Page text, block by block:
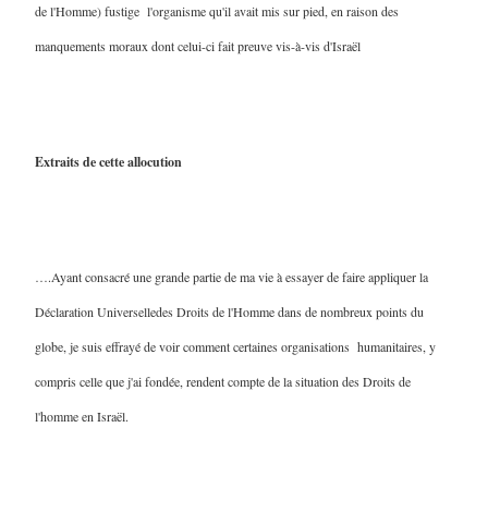
de l'Homme) fustige l'organisme qu'il avait mis sur pied, en raison des
manquements moraux dont celui-ci fait preuve vis-à-vis d'Israël
Extraits de cette allocution
….Ayant consacré une grande partie de ma vie à essayer de faire appliquer la
Déclaration Universelledes Droits de l'Homme dans de nombreux points du
globe, je suis effrayé de voir comment certaines organisations humanitaires, y
compris celle que j'ai fondée, rendent compte de la situation des Droits de
l'homme en Israël.